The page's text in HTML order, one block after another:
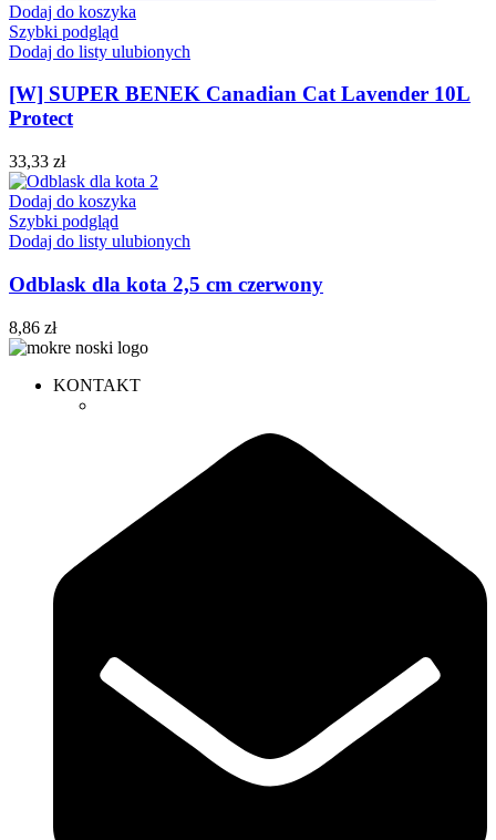
Dodaj do koszyka
Szybki podgląd
Dodaj do listy ulubionych
[W] SUPER BENEK Canadian Cat Lavender 10L
Protect
33,33 zł
Dodaj do koszyka
Szybki podgląd
Dodaj do listy ulubionych
Odblask dla kota 2,5 cm czerwony
8,86 zł
KONTAKT